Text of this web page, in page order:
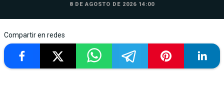
8 DE AGOSTO DE 2026 14:00
Compartir en redes